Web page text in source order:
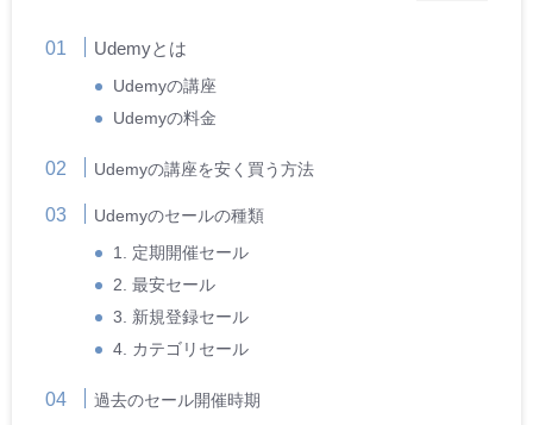
Udemyとは
Udemyの講座
Udemyの料金
Udemyの講座を安く買う方法
Udemyのセールの種類
1. 定期開催セール
2. 最安セール
3. 新規登録セール
4. カテゴリセール
過去のセール開催時期